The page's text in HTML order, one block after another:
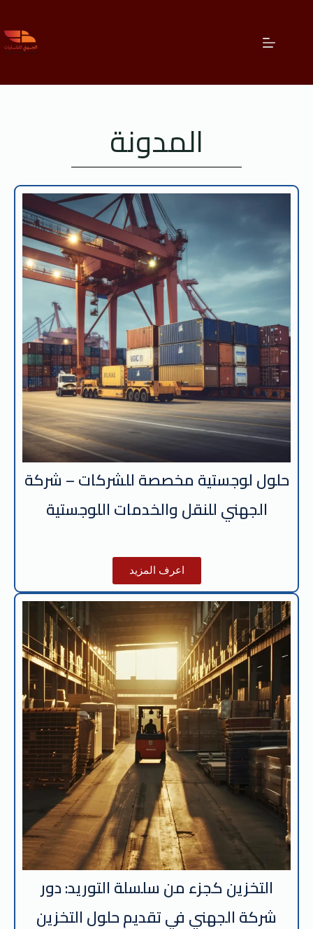
المدونة
حلول لوجستية مخصصة للشركات – شركة
اعرف المزيد
التخزين كجزء من سلسلة التوريد: دور
شركة الجهني في تقديم حلول التخزين